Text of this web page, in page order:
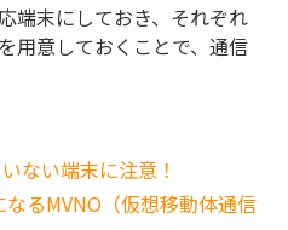
端末にしておき、それぞれ
用意しておくことで、通信
ない端末に注意！
るMVNO（仮想移動体通信